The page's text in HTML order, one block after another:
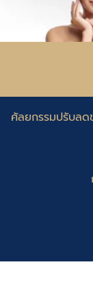
ศัลยกรรมปรับลด